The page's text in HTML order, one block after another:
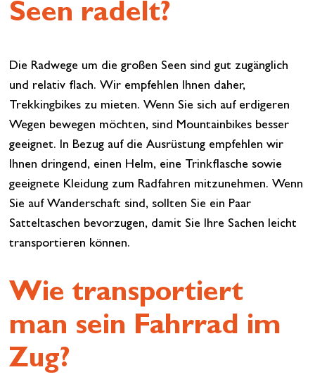
Seen radelt?
Die Radwege um die großen Seen sind gut zugänglich
und relativ flach. Wir empfehlen Ihnen daher,
Trekkingbikes zu mieten. Wenn Sie sich auf erdigeren
Wegen bewegen möchten, sind Mountainbikes besser
geeignet. In Bezug auf die Ausrüstung empfehlen wir
Ihnen dringend, einen Helm, eine Trinkflasche sowie
geeignete Kleidung zum Radfahren mitzunehmen. Wenn
Sie auf Wanderschaft sind, sollten Sie ein Paar
Satteltaschen bevorzugen, damit Sie Ihre Sachen leicht
transportieren können.
Wie transportiert
man sein Fahrrad im
Zug?